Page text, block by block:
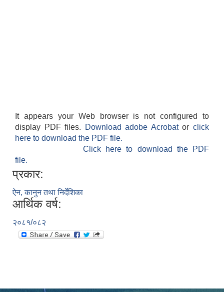
It appears your Web browser is not configured to
display PDF files.
Download adobe Acrobatorclick
here to download the PDF file.
Click here to download the PDF
file.
प्रकार:
ऐन, कानुन तथा निर्देशिका
आर्थिक वर्ष:
२०८१/०८२